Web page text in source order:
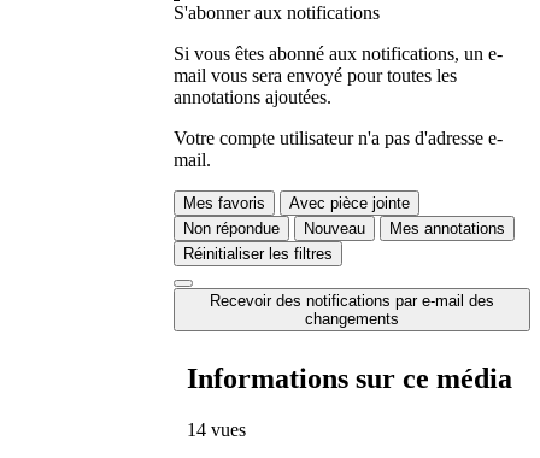
S'abonner aux notifications
Si vous êtes abonné aux notifications, un e-
mail vous sera envoyé pour toutes les
annotations ajoutées.
Votre compte utilisateur n'a pas d'adresse e-
mail.
Mes favoris
Avec pièce jointe
Non répondue
Nouveau
Mes annotations
Réinitialiser les filtres
Recevoir des notifications par e-mail des
changements
Informations sur ce média
14 vues